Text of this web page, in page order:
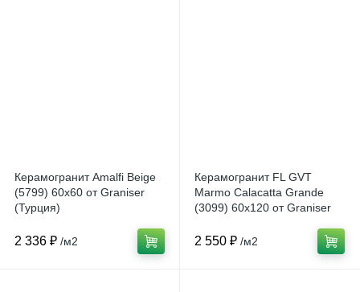
Керамогранит Amalfi Beige
(5799) 60x60 от Graniser
(Турция)
2 336 ₽ /м2
Керамогранит FL GVT
Marmo Calacatta Grande
(3099) 60x120 от Graniser
2 550 ₽ /м2